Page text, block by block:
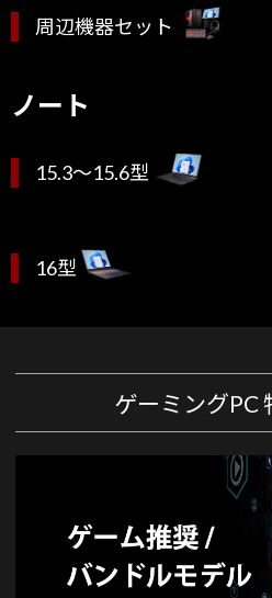
周辺機器セット
ノート
15.3～15.6型
16型
ゲーミングPC